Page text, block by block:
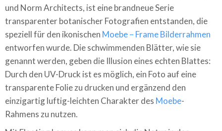
und Norm Architects, ist eine brandneue Serie
transparenter botanischer Fotografien entstanden, die
speziell für den ikonischen Moebe – Frame Bilderrahmen
entworfen wurde. Die schwimmenden Blätter, wie sie
genannt werden, geben die Illusion eines echten Blattes:
Durch den UV-Druck ist es möglich, ein Foto auf eine
transparente Folie zu drucken und ergänzend den
einzigartig luftig-leichten Charakter des Moebe-
Rahmens zu nutzen.